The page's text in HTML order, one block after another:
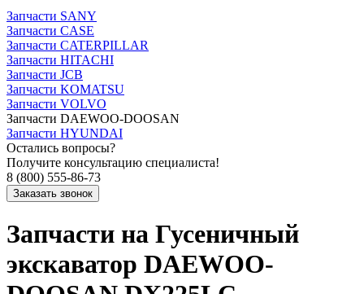
Запчасти SANY
Запчасти CASE
Запчасти CATERPILLAR
Запчасти HITACHI
Запчасти JCB
Запчасти KOMATSU
Запчасти VOLVO
Запчасти DAEWOO-DOOSAN
Запчасти HYUNDAI
Остались вопросы?
Получите консультацию специалиста!
8 (800) 555-86-73
Запчасти на Гусеничный
экскаватор DAEWOO-